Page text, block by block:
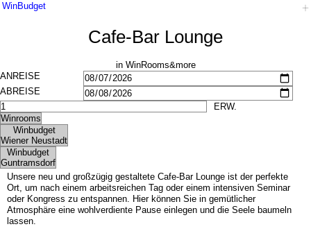
WinBudget
Zimmer Wiener Neustadt
Impressionen
Seminare
Teambuilding
Angebote
Kontakt
Jobs
Cafe-Bar Lounge
in WinRooms&more
Unsere neu und großzügig gestaltete Cafe-Bar Lounge ist der perfekte
Ort, um nach einem arbeitsreichen Tag oder einem intensiven Seminar
oder Kongress zu entspannen. Hier können Sie in gemütlicher
Atmosphäre eine wohlverdiente Pause einlegen und die Seele baumeln
lassen.